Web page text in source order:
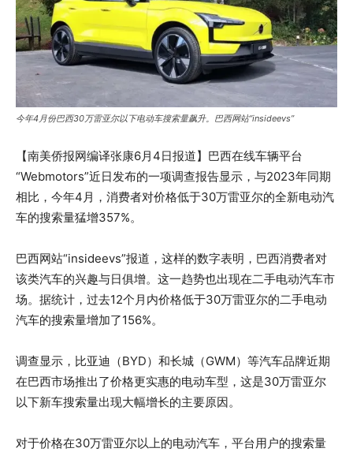
今年4月份巴西30万雷亚尔以下电动车搜索量飙升。巴西网站“insideevs”
【南美侨报网编译张康6月4日报道】巴西在线车辆平台
“Webmotors”近日发布的一项调查报告显示，与2023年同期
相比，今年4月，消费者对价格低于30万雷亚尔的全新电动汽
车的搜索量猛增357%。
巴西网站“insideevs”报道，这样的数字表明，巴西消费者对
该类汽车的兴趣与日俱增。这一趋势也出现在二手电动汽车市
场。据统计，过去12个月内价格低于30万雷亚尔的二手电动
汽车的搜索量增加了156%。
调查显示，比亚迪（BYD）和长城（GWM）等汽车品牌近期
在巴西市场推出了价格更实惠的电动车型，这是30万雷亚尔
以下新车搜索量出现大幅增长的主要原因。
对于价格在30万雷亚尔以上的电动汽车，平台用户的搜索量